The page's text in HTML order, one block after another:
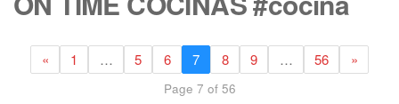
« 1 … 5 6 7 8 9 … 56 »
Page 7 of 56